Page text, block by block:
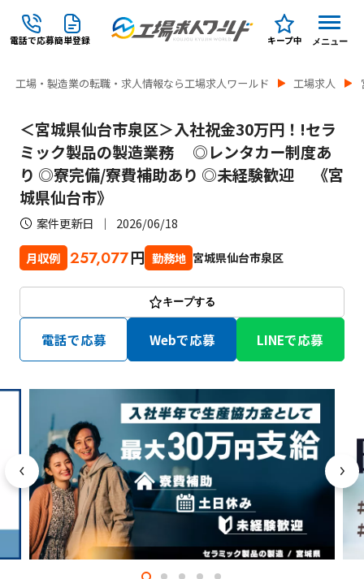
電話で応募簡単登録 キープ中 メニュー
工場・製造業の転職・求人情報なら工場求人ワールド 工場求人
＜宮城県仙台市泉区＞入社祝金30万円！!セラ
ミック製品の製造業務 ◎レンタカー制度あ
り ◎寮完備/寮費補助あり ◎未経験歓迎 《宮
城県仙台市》
案件更新日 2026/06/18
月収例 257,077円 勤務地 宮城県仙台市泉区
キープする
電話で応募 Webで応募 LINEで応募